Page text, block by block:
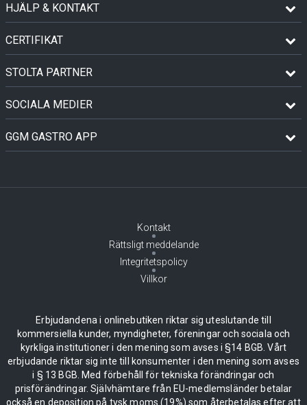
HJÄLP & KONTAKT
CERTIFIKAT
STOLTA PARTNER
SOCIALA MEDIER
GGM GASTRO APP
Kontakt
Rättsligt meddelande
Integritetspolicy
Villkor
Erbjudandena i onlinebutiken riktar sig uteslutande till
kommersiella kunder, myndigheter, föreningar och sociala och
kyrkliga institutioner i den mening som avses i §14 BGB. Vårt
erbjudande riktar sig inte till konsumenter i den mening som avses
i § 13 BGB. Med förbehåll för tekniska förändringar och
prisförändringar. Självhämtare från EU-medlemsländer betalar
också en deposition på tysk moms (19%) som återbetalas efter att